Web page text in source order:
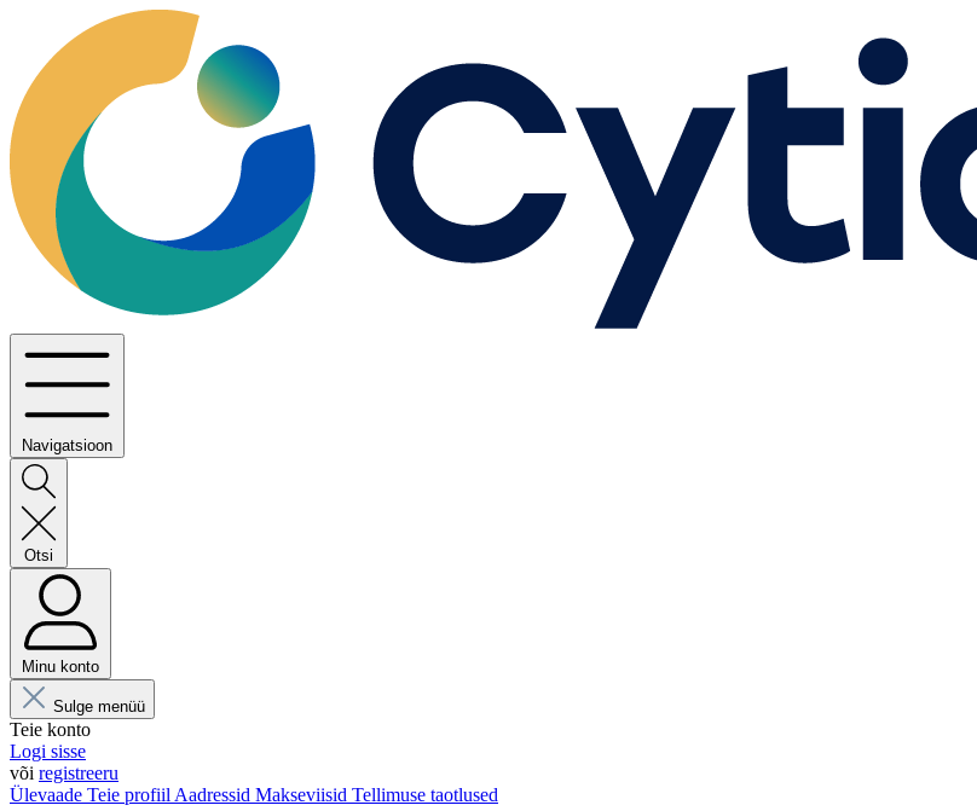
Navigatsioon
Otsi
Minu konto
Sulge menüü
Teie konto
Logi sisse
või registreeru
Ülevaade Teie profiil Aadressid Makseviisid Tellimuse taotlused